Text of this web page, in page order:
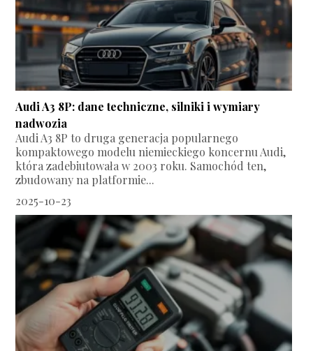
Audi A3 8P: dane techniczne, silniki i wymiary
nadwozia
Audi A3 8P to druga generacja popularnego
kompaktowego modelu niemieckiego koncernu Audi,
która zadebiutowała w 2003 roku. Samochód ten,
zbudowany na platformie...
2025-10-23